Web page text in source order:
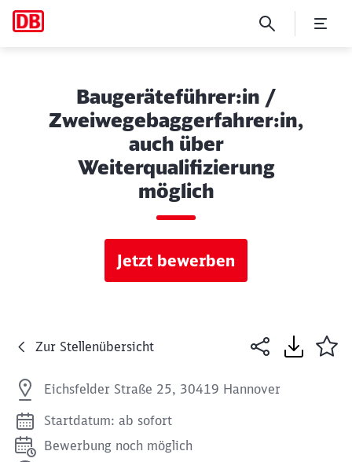
Baugeräteführer:in /
Zweiwegebaggerfahrer:in,
auch über
Weiterqualifizierung
möglich
Jetzt bewerben
Zur Stellenübersicht
Eichsfelder Straße 25, 30419 Hannover
Startdatum: ab sofort
Bewerbung noch möglich